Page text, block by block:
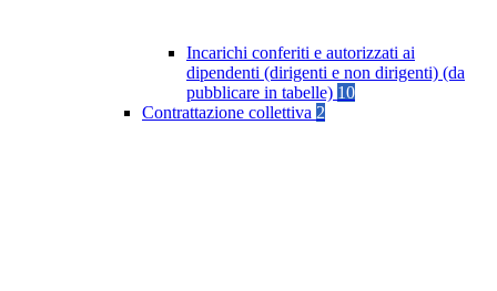
Incarichi conferiti e autorizzati ai
dipendenti (dirigenti e non dirigenti) (da
pubblicare in tabelle) 10
Contrattazione collettiva 2